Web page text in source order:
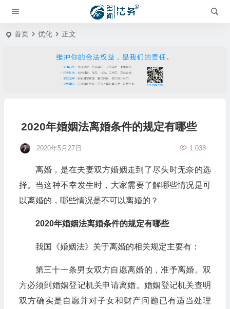
首页 优化 正文
2020年婚姻法离婚条件的规定有哪些
2020年5月27日 1,038
离婚，是在夫妻双方婚姻走到了尽头时无奈的选
择。当这种不幸发生时，大家需要了解哪些情况是可
以离婚的，哪些情况是不可以离婚的？
2020年婚姻法离婚条件的规定有哪些
我国《婚姻法》关于离婚的相关规定主要有：
第三十一条男女双方自愿离婚的，准予离婚。双
方必须到婚姻登记机关申请离婚。婚姻登记机关查明
双方确实是自愿并对子女和财产问题已有适当处理